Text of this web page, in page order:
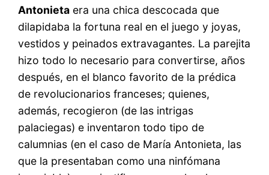
Antonieta era una chica descocada que
dilapidaba la fortuna real en el juego y joyas,
vestidos y peinados extravagantes. La parejita
hizo todo lo necesario para convertirse, años
después, en el blanco favorito de la prédica
de revolucionarios franceses; quienes,
además, recogieron (de las intrigas
palaciegas) e inventaron todo tipo de
calumnias (en el caso de María Antonieta, las
que la presentaban como una ninfómana